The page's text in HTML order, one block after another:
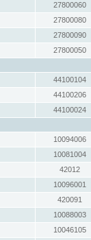
27800060
27800080
27800090
27800050
44100104
44100206
44100024
10094006
10081004
42012
10096001
420091
10088003
10046105